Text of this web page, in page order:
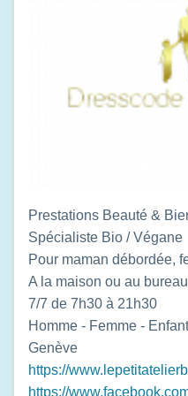
Prestations Beauté &
Spécialiste Bio / Végane
Pour maman débordée,
A la maison ou au
7/7 de 7h30 à 21h30
Homme - Femme -
Genève
https://
https://